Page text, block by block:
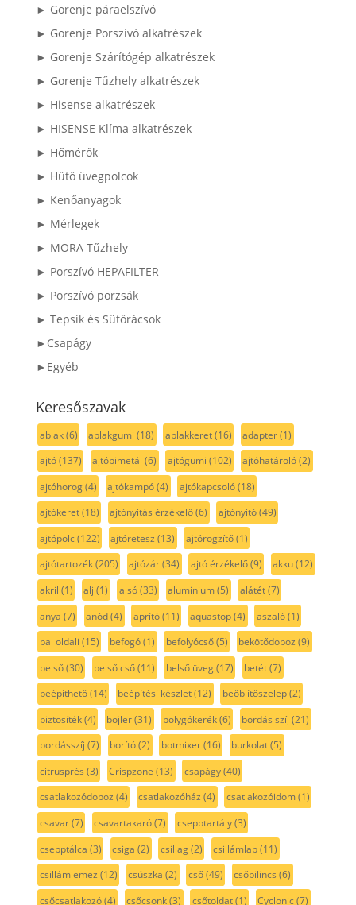
► Gorenje páraelszívó
► Gorenje Porszívó alkatrészek
► Gorenje Szárítógép alkatrészek
► Gorenje Tűzhely alkatrészek
► Hisense alkatrészek
► HISENSE Klíma alkatrészek
► Hőmérők
► Hűtő üvegpolcok
► Kenőanyagok
► Mérlegek
► MORA Tűzhely
► Porszívó HEPAFILTER
► Porszívó porzsák
► Tepsik és Sütőrácsok
►Csapágy
►Egyéb
Keresőszavak
ablak(6) ablakgumi (18) ablakkeret(16) adapter(1)
ajtó(137) ajtóbimetál (6) ajtógumi (102) ajtóhatároló(2)
ajtóhorog(4) ajtókampó(4) ajtókapcsoló(18)
ajtókeret(18) ajtónyitás érzékelő(6) ajtónyitó(49)
ajtópolc(122) ajtóretesz (13) ajtórögzítő(1)
ajtótartozék(205) ajtózár(34) ajtó érzékelő(9) akku(12)
akril (1) alj (1) alsó(33) aluminium(5) alátét(7)
anya (7) anód(4) aprító(11) aquastop(4) aszaló(1)
bal oldali (15) befogó(1) befolyócső(5) bekötődoboz (9)
belső(30) belső cső(11) belső üveg(17) betét(7)
beépíthető(14) beépítési készlet(12) beőblítőszelep(2)
biztosíték(4) bojler(31) bolygókerék(6) bordás szíj (21)
bordásszíj (7) borító(2) botmixer(16) burkolat(5)
citrusprés (3) Crispzone (13) csapágy(40)
csatlakozódoboz (4) csatlakozóház (4) csatlakozóidom(1)
csavar(7) csavartakaró(7) csepptartály(3)
csepptálca (3) csiga (2) csillag(2) csillámlap(11)
csillámlemez (12) csúszka (2) cső(49) csőbilincs (6)
csőcsatlakozó(4) csőcsonk(3) csőtoldat(1) Cyclonic(7)